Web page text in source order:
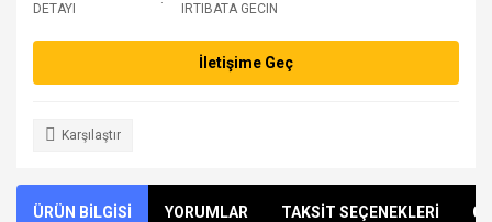
DETAYI
IRTIBATA GECIN
İletişime Geç
Karşılaştır
ÜRÜN BİLGİSİ YORUMLAR TAKSİT SEÇENEKLERİ